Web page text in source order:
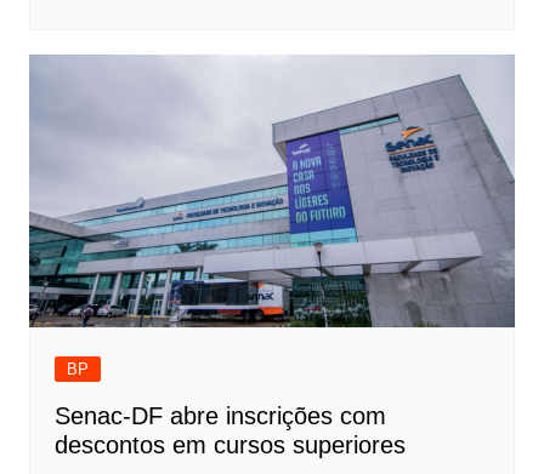
BP
Senac-DF abre inscrições com
descontos em cursos superiores